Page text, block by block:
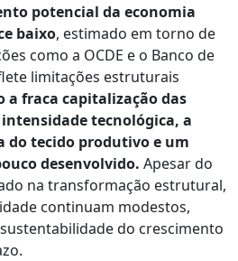
potencial da economia
baixo, estimado em torno de
como a OCDE e o Banco de
limitações estruturais
a fraca capitalização das
tecnológica, a
do tecido produtivo e um
desenvolvido. Apesar do
na transformação estrutural,
continuam modestos,
do crescimento